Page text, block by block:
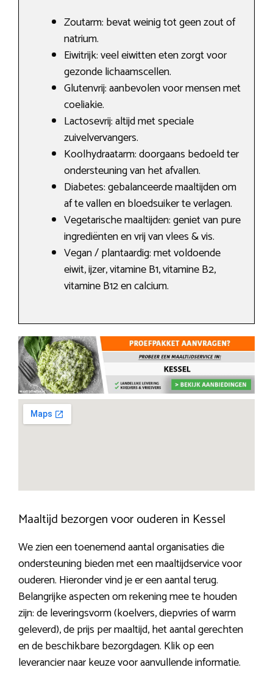
Zoutarm: bevat weinig tot geen zout of
natrium.
Eiwitrijk: veel eiwitten eten zorgt voor
gezonde lichaamscellen.
Glutenvrij: aanbevolen voor mensen met
coeliakie.
Lactosevrij: altijd met speciale
zuivelvervangers.
Koolhydraatarm: doorgaans bedoeld ter
ondersteuning van het afvallen.
Diabetes: gebalanceerde maaltijden om
af te vallen en bloedsuiker te verlagen.
Vegetarische maaltijden: geniet van pure
ingrediënten en vrij van vlees & vis.
Vegan / plantaardig: met voldoende
eiwit, ijzer, vitamine B1, vitamine B2,
vitamine B12 en calcium.
Maaltijd bezorgen voor ouderen in Kessel
We zien een toenemend aantal organisaties die
ondersteuning bieden met een maaltijdservice voor
ouderen. Hieronder vind je er een aantal terug.
Belangrijke aspecten om rekening mee te houden
zijn: de leveringsvorm (koelvers, diepvries of warm
geleverd), de prijs per maaltijd, het aantal gerechten
en de beschikbare bezorgdagen. Klik op een
leverancier naar keuze voor aanvullende informatie.